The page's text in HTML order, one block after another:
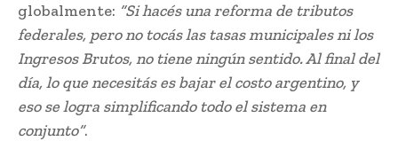
globalmente: “Si hacés una reforma de tributos
federales, pero no tocás las tasas municipales ni los
Ingresos Brutos, no tiene ningún sentido. Al final del
día, lo que necesitás es bajar el costo argentino, y
eso se logra simplificando todo el sistema en
conjunto”.